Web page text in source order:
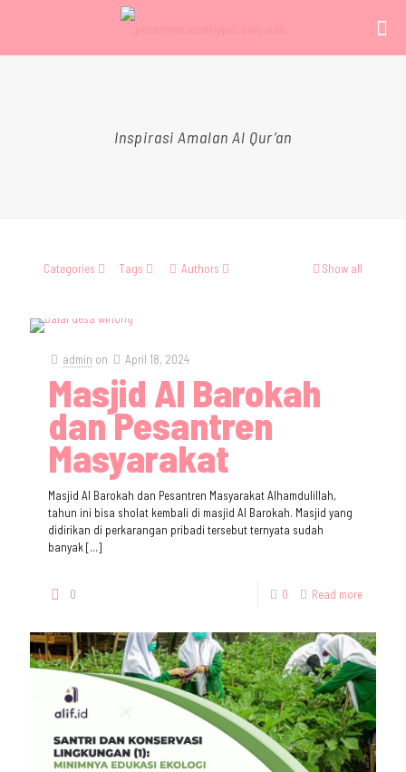
Inspirasi Amalan Al Qur’an
Categories Tags Authors Show all
admin on April 18, 2024
Masjid Al Barokah
dan Pesantren
Masyarakat
Masjid Al Barokah dan Pesantren Masyarakat Alhamdulillah,
tahun ini bisa sholat kembali di masjid Al Barokah. Masjid yang
didirikan di perkarangan pribadi tersebut ternyata sudah
banyak[…]
0 0 Read more